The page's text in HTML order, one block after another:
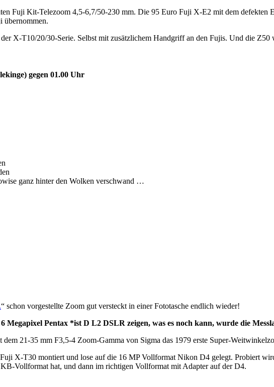
Fuji Kit-Telezoom 4,5-6,7/50-230 mm. Die 95 Euro Fuji X-E2 mit dem defekten
übernommen.
X-T10/20/30-Serie. Selbst mit zusätzlichem Handgriff an den Fujis. Und die Z50
gegen 01.00 Uhr
ganz hinter den Wolken verschwand …
“ schon vorgestellte Zoom gut versteckt in einer Fototasche endlich wieder!
Megapixel Pentax *ist D L2 DSLR zeigen, was es noch kann, wurde die
21-35 mm F3,5-4 Zoom-Gamma von Sigma das 1979 erste Super-
X-T30 montiert und lose auf die 16 MP Vollformat Nikon D4 gelegt. Probiert
Vollformat hat, und dann im richtigen Vollformat mit Adapter auf der D4.